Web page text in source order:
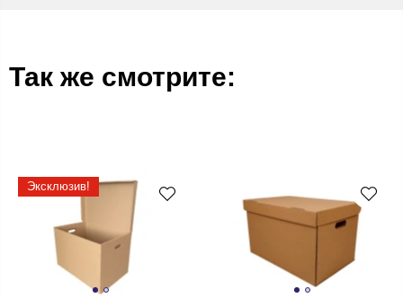
Так же смотрите:
Эксклюзив!